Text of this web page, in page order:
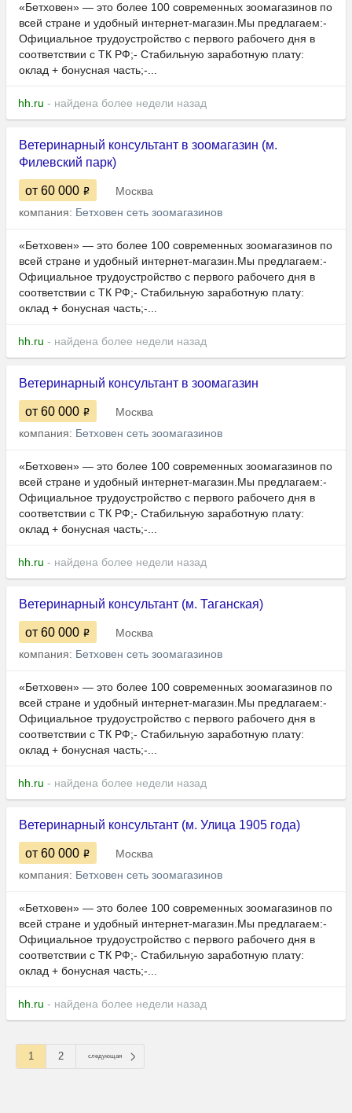
«Бетховен» — это более 100 современных зоомагазинов по
всей стране и удобный интернет-магазин.Мы предлагаем:-
Официальное трудоустройство с первого рабочего дня в
соответствии с ТК РФ;- Стабильную заработную плату:
оклад + бонусная часть;-...
hh.ru - найдена более недели назад
Ветеринарный консультант в зоомагазин (м.
Филевский парк)
от 60 000
Москва
компания: Бетховен сеть зоомагазинов
«Бетховен» — это более 100 современных зоомагазинов по
всей стране и удобный интернет-магазин.Мы предлагаем:-
Официальное трудоустройство с первого рабочего дня в
соответствии с ТК РФ;- Стабильную заработную плату:
оклад + бонусная часть;-...
hh.ru - найдена более недели назад
Ветеринарный консультант в зоомагазин
от 60 000
Москва
компания: Бетховен сеть зоомагазинов
«Бетховен» — это более 100 современных зоомагазинов по
всей стране и удобный интернет-магазин.Мы предлагаем:-
Официальное трудоустройство с первого рабочего дня в
соответствии с ТК РФ;- Стабильную заработную плату:
оклад + бонусная часть;-...
hh.ru - найдена более недели назад
Ветеринарный консультант (м. Таганская)
от 60 000
Москва
компания: Бетховен сеть зоомагазинов
«Бетховен» — это более 100 современных зоомагазинов по
всей стране и удобный интернет-магазин.Мы предлагаем:-
Официальное трудоустройство с первого рабочего дня в
соответствии с ТК РФ;- Стабильную заработную плату:
оклад + бонусная часть;-...
hh.ru - найдена более недели назад
Ветеринарный консультант (м. Улица 1905 года)
от 60 000
Москва
компания: Бетховен сеть зоомагазинов
«Бетховен» — это более 100 современных зоомагазинов по
всей стране и удобный интернет-магазин.Мы предлагаем:-
Официальное трудоустройство с первого рабочего дня в
соответствии с ТК РФ;- Стабильную заработную плату:
оклад + бонусная часть;-...
hh.ru - найдена более недели назад
1 2 следующая